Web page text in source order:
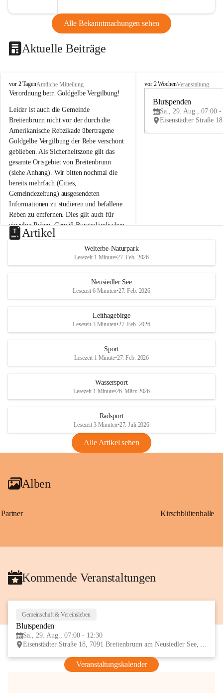
Alle Bekanntmachungen sehen
Aktuelle Beiträge
B
r
i
t
e
n
b
r
u
n
n
a
m
N
e
u
s
d
S
vor 2 TagenAmtliche Mitteilung
Verordnung betr. Goldgelbe Vergilbung!
Leider ist auch die Gemeinde
Breitenbrunn nicht vor der durch die
Amerikanische Rebzikade übertragene
Goldgelbe Vergilbung der Rebe verschont
geblieben. Als Sicherheitszone gilt das
gesamte Ortsgebiet von Breitenbrunn
(siehe Anhang). Wir bitten nochmal die
bereits mehrfach (Cities,
Gemeindezeitung) ausgesendeten
Informationen zu studieren und befallene
Reben zu entfernen. Dies gilt auch für
einzelne Reben. Gemäß Burgenländischen
Weinbaugesetz sind nicht gepflegte oder
unzulässige Weingärten zu roden! Bitte
helfen wir zusammen um unsere Winzer
vor den prognostizierten Ernteausfällen
und den daraus folgenden wirtschaftlichen
Maßnahmen zur Bekämpfung
Rebe und der Amerikanischen
Anhang VBl. EU Nr. 18
1 Seite•1,4 MB
VBl. EU Nr. 18_2026
B
e
u
e
d
r
S
vor 2 WochenVeranstaltung
Blutspenden
Sa., 29. Aug., 07:00 -
Artikel
Welterbe-Naturpark
Lesezeit 1 Minute•27. Feb. 2026
Neusiedler See
Lesezeit 6 Minuten•27. Feb. 2026
Leithagebirge
Lesezeit 3 Minuten•27. Feb. 2026
Sport
Lesezeit 1 Minute•27. Feb. 2026
Wassersport
Lesezeit 1 Minute•26. März 2026
Radsport
Lesezeit 3 Minuten•27. Juli 2026
Alle Artikel sehen
Alben
Partner Kirschblütenhalle
Kommende Veranstaltungen
Gemeinschaft & Vereinsleben
Blutspenden
Sa., 29. Aug., 07:00 - 12:30
Eisenstädter Straße 18, 7091 Breitenbrunn am Neusiedler See, AUT
Veranstaltungskalender